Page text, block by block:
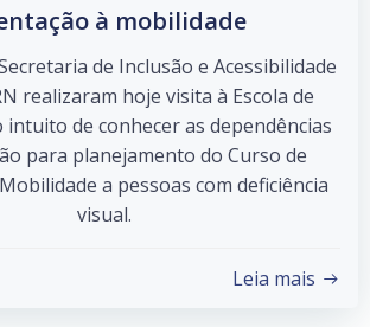
à mobilidade
de Inclusão e Acessibilidade
realizaram hoje visita à Escola de
intuito de conhecer as dependências
para planejamento do Curso de
a pessoas com deficiência
visual.
Leia mais